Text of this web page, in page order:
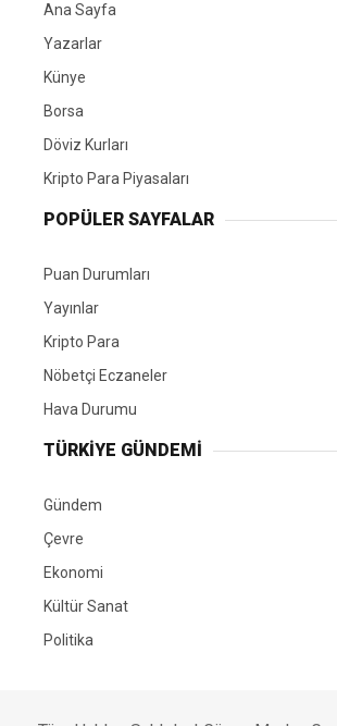
Ana Sayfa
Yazarlar
Künye
Borsa
Döviz Kurları
Kripto Para Piyasaları
POPÜLER SAYFALAR
Puan Durumları
Yayınlar
Kripto Para
Nöbetçi Eczaneler
Hava Durumu
TÜRKIYE GÜNDEMI
Gündem
Çevre
Ekonomi
Kültür Sanat
Politika